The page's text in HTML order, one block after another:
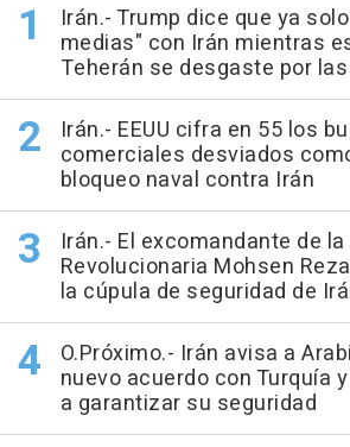
Irán.- Trump dice que ya
medias" con Irán mientras
Teherán se desgaste por
Irán.- EEUU cifra en 55 los
comerciales desviados
bloqueo naval contra Irán
Irán.- El excomandante de la
Revolucionaria Mohsen
la cúpula de seguridad de
O.Próximo.- Irán avisa a
nuevo acuerdo con Turquía
a garantizar su seguridad